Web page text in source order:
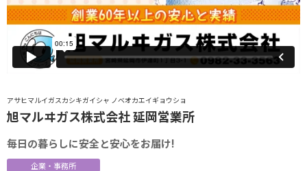
アサヒマルイガスカシキガイシャ ノベオカエイギョウショ
旭マルヰガス株式会社 延岡営業所
毎日の暮らしに安全と安心をお届け!
企業・事務所